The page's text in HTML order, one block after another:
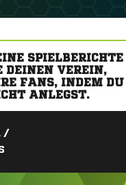
SPIELBERICHTE
DEINEN VEREIN,
FANS, INDEM DU
ANLEGST.
/